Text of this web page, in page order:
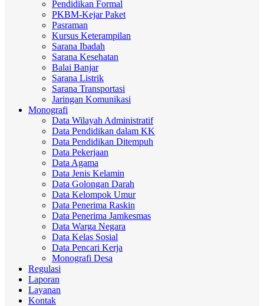
Pendidikan Formal
PKBM-Kejar Paket
Pasraman
Kursus Keterampilan
Sarana Ibadah
Sarana Kesehatan
Balai Banjar
Sarana Listrik
Sarana Transportasi
Jaringan Komunikasi
Monografi
Data Wilayah Administratif
Data Pendidikan dalam KK
Data Pendidikan Ditempuh
Data Pekerjaan
Data Agama
Data Jenis Kelamin
Data Golongan Darah
Data Kelompok Umur
Data Penerima Raskin
Data Penerima Jamkesmas
Data Warga Negara
Data Kelas Sosial
Data Pencari Kerja
Monografi Desa
Regulasi
Laporan
Layanan
Kontak